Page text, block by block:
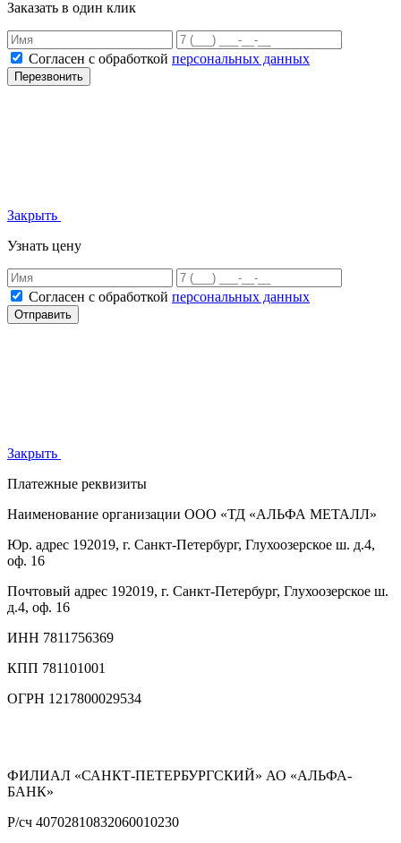
Заказать в один клик
Согласен с обработкой персональных данных
Перезвонить
Закрыть
Узнать цену
Согласен с обработкой персональных данных
Отправить
Закрыть
Платежные реквизиты
Наименование организации ООО «ТД «АЛЬФА МЕТАЛЛ»
Юр. адрес 192019, г. Санкт-Петербург, Глухоозерское ш. д.4,
оф. 16
Почтовый адрес 192019, г. Санкт-Петербург, Глухоозерское ш.
д.4, оф. 16
ИНН 7811756369
КПП 781101001
ОГРН 1217800029534
ФИЛИАЛ «САНКТ-ПЕТЕРБУРГСКИЙ» АО «АЛЬФА-
БАНК»
Р/сч 40702810832060010230